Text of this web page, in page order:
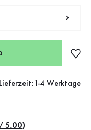
Lieferzeit: 1-4 Werktage
/ 5.00)